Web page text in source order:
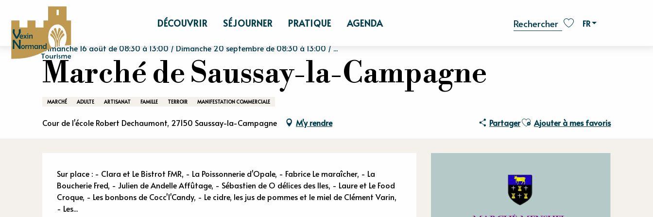
contenu
principal
Recherche
FR
DÉCOUVRIR SÉJOURNER PRATIQUE AGENDA
Accueil Marché de Saussay-la-Campagne
Dimanche 16 août de 08:30 à 13:00 / Dimanche 20 septembre de 08:30 à 13:00 / ...
Marché de Saussay-la-Campagne
MARCHÉ ADULTE ARTISANAT FAMILLE TERROIR MANIFESTATION COMMERCIALE
Cour de l'école Robert Dechaumont, 27150 Saussay-la-Campagne M'y rendre PartagerAjouter aux favoris
Ajouter à mes favoris
Description
Sur place : - Clara et Le Bistrot FMR, - La Poissonnerie d'Opale, - Fabrice Le maraîcher, - La
Boucherie Fred, - Julien de Andelle Affûtage, - Sébastien de O délices des Iles, - Laure et Le Food
Croque, - Les bonbons de Cocc'l'Candy, - Le cidre, les jus de pommes et le miel de Clément Varin,
- Les...